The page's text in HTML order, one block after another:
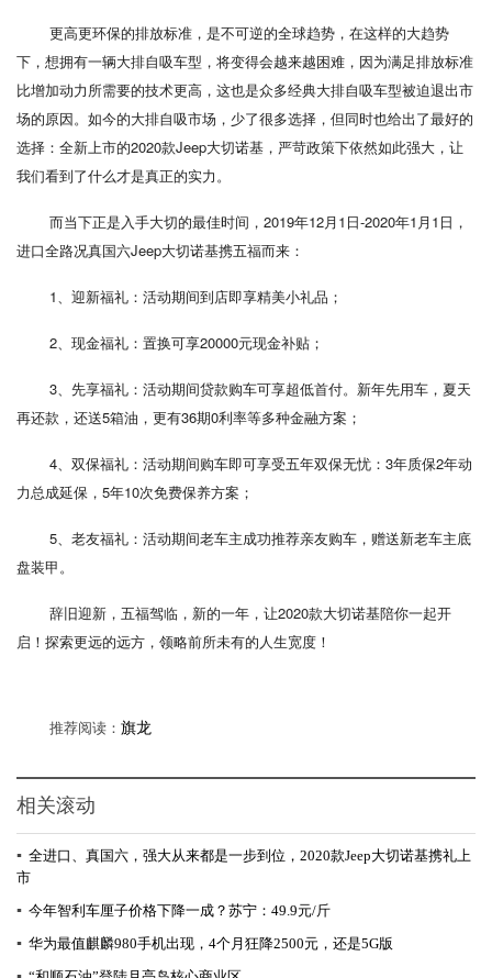
更高更环保的排放标准，是不可逆的全球趋势，在这样的大趋势
下，想拥有一辆大排自吸车型，将变得会越来越困难，因为满足排放标准
比增加动力所需要的技术更高，这也是众多经典大排自吸车型被迫退出市
场的原因。如今的大排自吸市场，少了很多选择，但同时也给出了最好的
选择：全新上市的2020款Jeep大切诺基，严苛政策下依然如此强大，让
我们看到了什么才是真正的实力。
而当下正是入手大切的最佳时间，2019年12月1日-2020年1月1日，
进口全路况真国六Jeep大切诺基携五福而来：
1、迎新福礼：活动期间到店即享精美小礼品；
2、现金福礼：置换可享20000元现金补贴；
3、先享福礼：活动期间贷款购车可享超低首付。新年先用车，夏天
再还款，还送5箱油，更有36期0利率等多种金融方案；
4、双保福礼：活动期间购车即可享受五年双保无忧：3年质保2年动
力总成延保，5年10次免费保养方案；
5、老友福礼：活动期间老车主成功推荐亲友购车，赠送新老车主底
盘装甲。
辞旧迎新，五福驾临，新的一年，让2020款大切诺基陪你一起开
启！探索更远的远方，领略前所未有的人生宽度！
推荐阅读： 旗龙
相关滚动
▪ 全进口、真国六，强大从来都是一步到位，2020款Jeep大切诺基携礼上
市
▪ 今年智利车厘子价格下降一成？苏宁：49.9元/斤
▪ 华为最值麒麟980手机出现，4个月狂降2500元，还是5G版